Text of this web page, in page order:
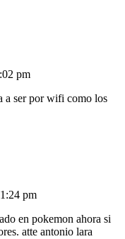
pm
a ser por wifi como los
pm
en pokemon ahora si
atte antonio lara